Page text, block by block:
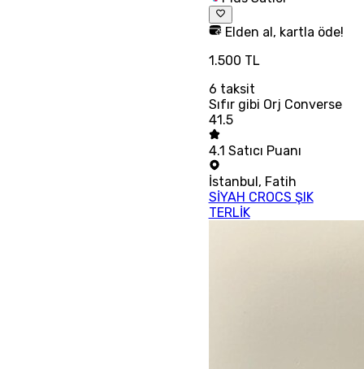
Elden al, kartla öde!
1.500 TL
6 taksit
Sıfır gibi Orj Converse
41.5
4.1 Satıcı Puanı
İstanbul, Fatih
SİYAH CROCS ŞIK
TERLİK